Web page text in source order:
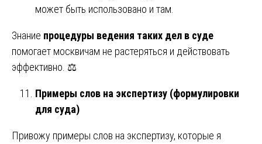
может быть использовано и там.
Знание процедуры ведения таких дел в суде
помогает москвичам не растеряться и действовать
эффективно. ⚖️
Примеры слов на экспертизу (формулировки
для суда)
Привожу примеры слов на экспертизу, которые я